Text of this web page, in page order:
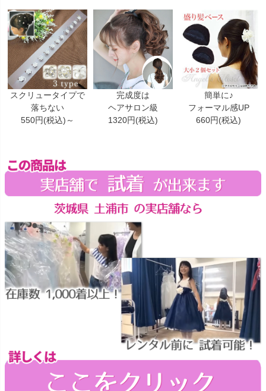
スクリュータイプで
落ちない
550円(税込)～
完成度は
ヘアサロン級
1320円(税込)
簡単に♪
フォーマル感UP
660円(税込)